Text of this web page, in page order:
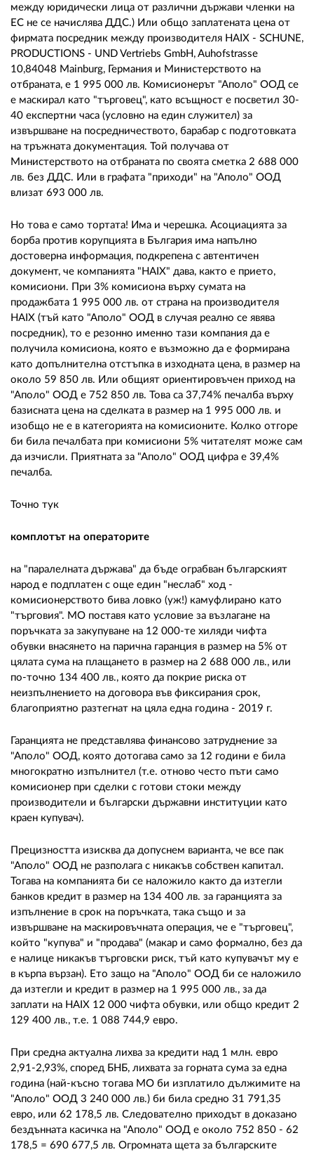
между юридически лица от различни държави членки на
ЕС не се начислява ДДС.) Или общо заплатената цена от
фирмата посредник между производителя HAIX - SCHUNE,
PRODUCTIONS - UND Vertriebs GmbH, Auhofstrasse
10,84048 Mainburg, Германия и Министерството на
отбраната, е 1 995 000 лв. Комисионерът "Аполо" ООД се
е маскирал като "търговец", като всъщност е посветил 30-
40 експертни часа (условно на един служител) за
извършване на посредничеството, барабар с подготовката
на тръжната документация. Той получава от
Министерството на отбраната по своята сметка 2 688 000
лв. без ДДС. Или в графата "приходи" на "Аполо" ООД
влизат 693 000 лв.
Но това е само тортата! Има и черешка. Асоциацията за
борба против корупцията в България има напълно
достоверна информация, подкрепена с автентичен
документ, че компанията "HAIX" дава, както е прието,
комисиони. При 3% комисиона върху сумата на
продажбата 1 995 000 лв. от страна на производителя
HAIX (тъй като "Аполо" ООД в случая реално се явява
посредник), то е резонно именно тази компания да е
получила комисиона, която е възможно да е формирана
като допълнителна отстъпка в изходната цена, в размер на
около 59 850 лв. Или общият ориентировъчен приход на
"Аполо" ООД е 752 850 лв. Това са 37,74% печалба върху
базисната цена на сделката в размер на 1 995 000 лв. и
изобщо не е в категорията на комисионите. Колко отгоре
би била печалбата при комисиони 5% читателят може сам
да изчисли. Приятната за "Аполо" ООД цифра е 39,4%
печалба.
Точно тук
комплотът на операторите
на "паралелната държава" да бъде ограбван българският
народ е подплатен с още един "неслаб" ход -
комисионерството бива ловко (уж!) камуфлирано като
"търговия". МО поставя като условие за възлагане на
поръчката за закупуване на 12 000-те хиляди чифта
обувки внасянето на парична гаранция в размер на 5% от
цялата сума на плащането в размер на 2 688 000 лв., или
по-точно 134 400 лв., която да покрие риска от
неизпълнението на договора във фиксирания срок,
благоприятно разтегнат на цяла една година - 2019 г.
Гаранцията не представлява финансово затруднение за
"Аполо" ООД, която дотогава само за 12 години е била
многократно изпълнител (т.е. отново често пъти само
комисионер при сделки с готови стоки между
производители и български държавни институции като
краен купувач).
Прецизността изисква да допуснем варианта, че все пак
"Аполо" ООД не разполага с никакъв собствен капитал.
Тогава на компанията би се наложило както да изтегли
банков кредит в размер на 134 400 лв. за гаранцията за
изпълнение в срок на поръчката, така също и за
извършване на маскировъчната операция, че е "търговец",
който "купува" и "продава" (макар и само формално, без да
е налице никакъв търговски риск, тъй като купувачът му е
в кърпа вързан). Ето защо на "Аполо" ООД би се наложило
да изтегли и кредит в размер на 1 995 000 лв., за да
заплати на HAIX 12 000 чифта обувки, или общо кредит 2
129 400 лв., т.е. 1 088 744,9 евро.
При средна актуална лихва за кредити над 1 млн. евро
2,91-2,93%, според БНБ, лихвата за горната сума за една
година (най-късно тогава МО би изплатило дължимите на
"Аполо" ООД 3 240 000 лв.) би била средно 31 791,35
евро, или 62 178,5 лв. Следователно приходът в доказано
бездънната касичка на "Аполо" ООД е около 752 850 - 62
178,5 = 690 677,5 лв. Огромната щета за българските